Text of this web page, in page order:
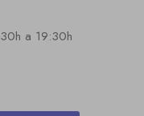
a 19:30h